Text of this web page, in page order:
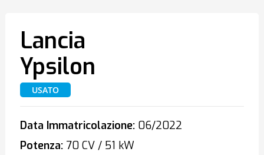
Lancia
Ypsilon
USATO
Data Immatricolazione:06/2022
Potenza:70 CV / 51 kW